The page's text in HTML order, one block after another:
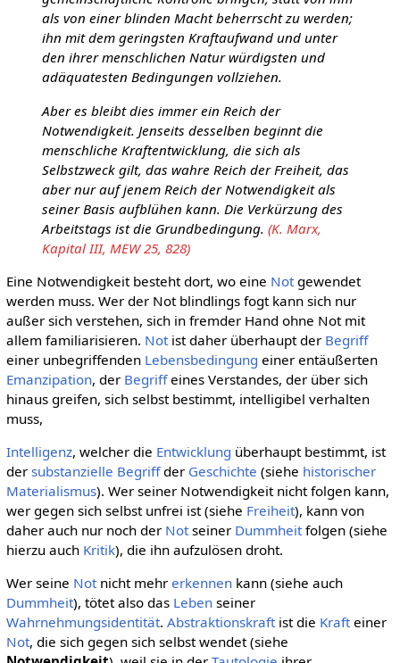
als von einer blinden Macht beherrscht zu werden;
ihn mit dem geringsten Kraftaufwand und unter
den ihrer menschlichen Natur würdigsten und
adäquatesten Bedingungen vollziehen.
Aber es bleibt dies immer ein Reich der
Notwendigkeit. Jenseits desselben beginnt die
menschliche Kraftentwicklung, die sich als
Selbstzweck gilt, das wahre Reich der Freiheit, das
aber nur auf jenem Reich der Notwendigkeit als
seiner Basis aufblühen kann. Die Verkürzung des
Arbeitstags ist die Grundbedingung. (K. Marx,
Kapital III, MEW 25, 828)
Eine Notwendigkeit besteht dort, wo eine Notgewendet
werden muss. Wer der Not blindlings fogt kann sich nur
außer sich verstehen, sich in fremder Hand ohne Not mit
allem familiarisieren. Notist daher überhaupt der Begriff
einer unbegriffenden Lebensbedingung einer entäußerten
Emanzipation, der Begriffeines Verstandes, der über sich
hinaus greifen, sich selbst bestimmt, intelligibel verhalten
muss,
Intelligenz, welcher die Entwicklung überhaupt bestimmt, ist
der substanzielle Begriffder Geschichte (siehe historischer
Materialismus). Wer seiner Notwendigkeit nicht folgen kann,
wer gegen sich selbst unfrei ist (siehe Freiheit), kann von
daher auch nur noch der Notseiner Dummheitfolgen (siehe
hierzu auch Kritik), die ihn aufzulösen droht.
Wer seine Notnicht mehr erkennenkann (siehe auch
Dummheit), tötet also das Lebenseiner
Wahrnehmungsidentität. Abstraktionskraftist die Krafteiner
Not, die sich gegen sich selbst wendet (siehe